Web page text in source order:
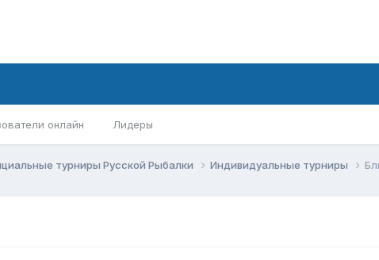
онлайн Лидеры
турниры Русской Рыбалки Индивидуальные турниры